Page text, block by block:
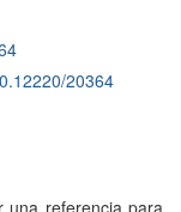
20364
una referencia para